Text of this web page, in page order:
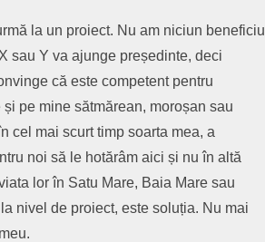
la un proiect. Nu am niciun beneficiu
sau Y va ajunge președinte, deci
că este competent pentru
pe mine sătmărean, moroșan sau
cel mai scurt timp soarta mea, a
noi să le hotărâm aici și nu în altă
lor în Satu Mare, Baia Mare sau
nivel de proiect, este soluția. Nu mai